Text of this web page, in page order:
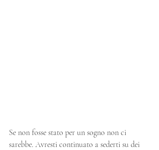
Se non fosse stato per un sogno non ci
sarebbe. Avresti continuato a sederti su dei